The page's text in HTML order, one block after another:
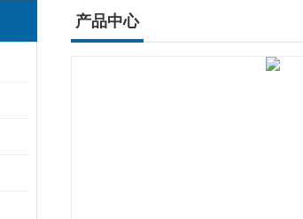
产品中心